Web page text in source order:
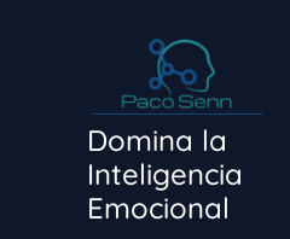
Domina la
Inteligencia
Emocional